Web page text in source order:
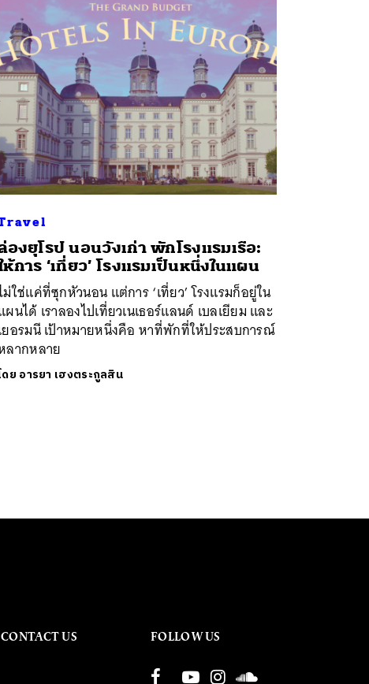
องยุโรป นอนวังเก่า พักโรงแรมเรือ:
ห้การ ‘เที่ยว’ โรงแรมเป็นหนึ่งในแผน
ม่ใช่แค่ที่ซุกหัวนอน แต่การ ‘เที่ยว’ โรงแรมก็อยู่ใน
ผนได้ เราลองไปเที่ยวเนเธอร์แลนด์ เบลเยียม และ
ยอรมนี เป้าหมายหนึ่งคือ หาที่พักที่ให้ประสบการณ์
ลากหลาย
ดย อารยา เฮงตระกูลสิน
CONTACT US FOLLOW US